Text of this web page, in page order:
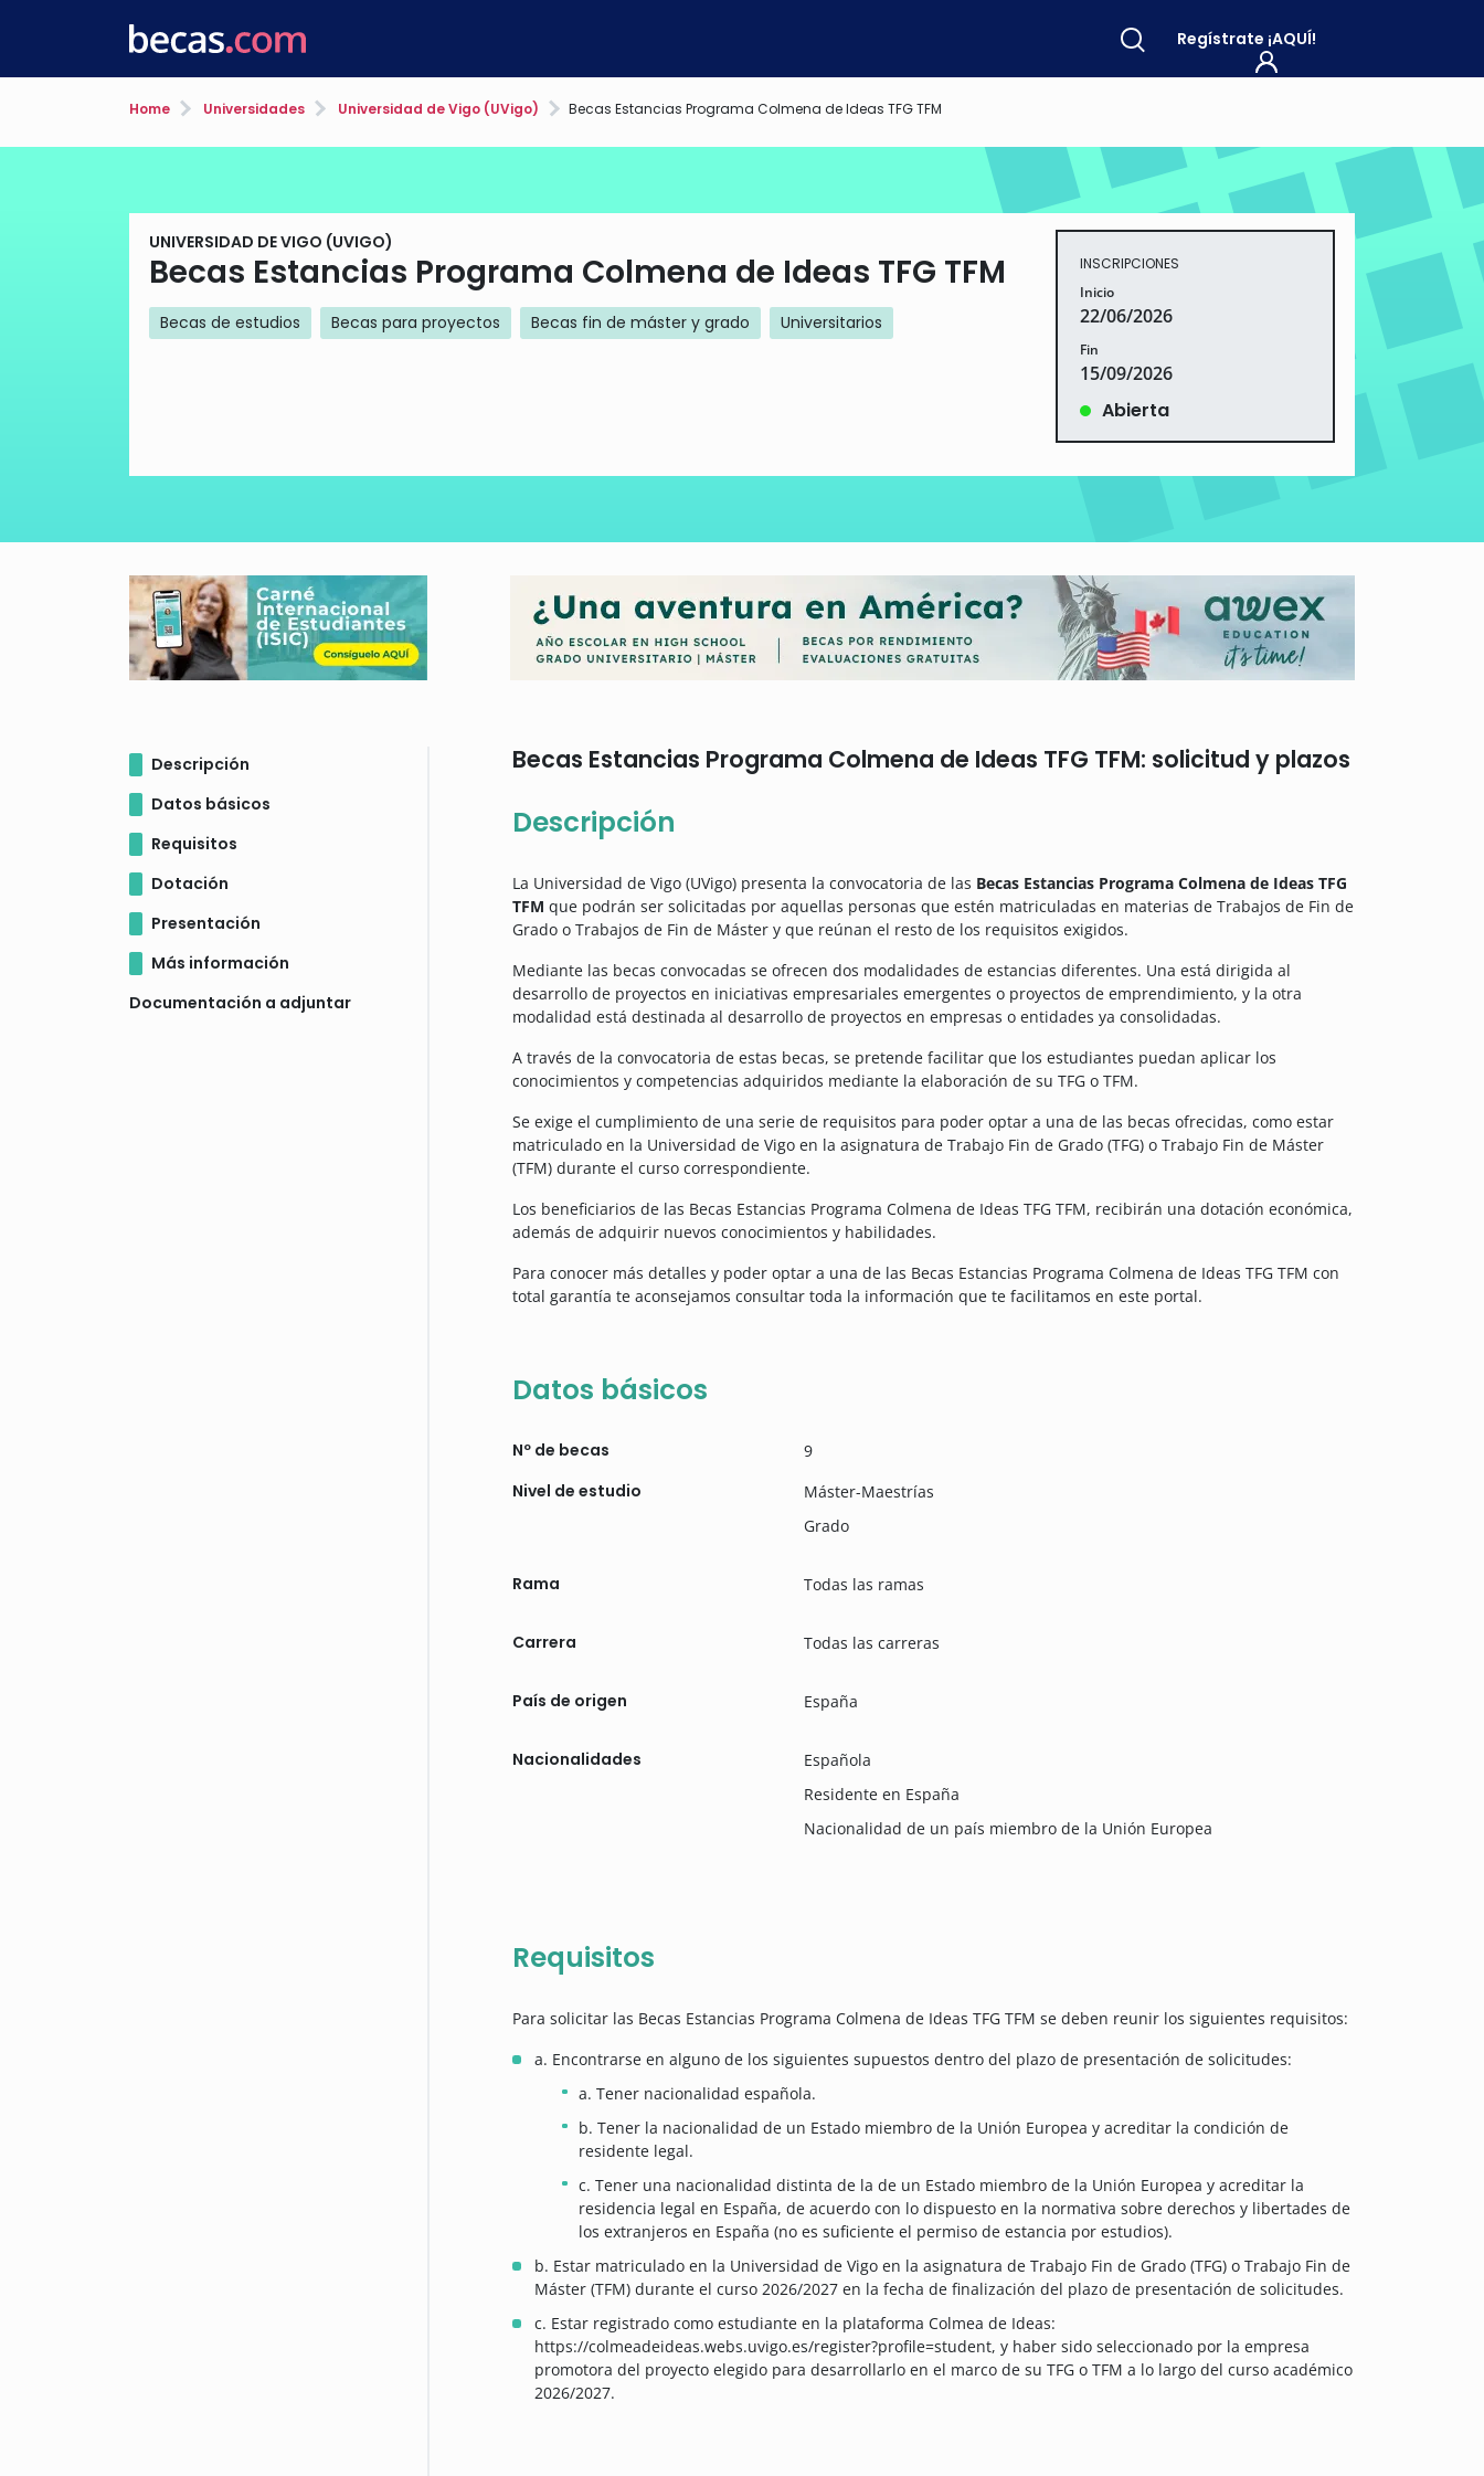
Regístrate ¡AQUÍ!
Home Universidades Universidad de Vigo (UVigo) Becas Estancias Programa Colmena de Ideas TFG TFM
UNIVERSIDAD DE VIGO (UVIGO)
Becas Estancias Programa Colmena de Ideas TFG TFM
Becas de estudios Becas para proyectos Becas fin de máster y grado Universitarios
INSCRIPCIONES
Inicio
22/06/2026
Fin
15/09/2026
Abierta
Descripción
Datos básicos
Requisitos
Dotación
Presentación
Más información
Documentación a adjuntar
Becas Estancias Programa Colmena de Ideas TFG TFM: solicitud y plazos
Descripción
La Universidad de Vigo (UVigo) presenta la convocatoria de las Becas Estancias Programa Colmena de Ideas TFG
TFM que podrán ser solicitadas por aquellas personas que estén matriculadas en materias de Trabajos de Fin de
Grado o Trabajos de Fin de Máster y que reúnan el resto de los requisitos exigidos.
Mediante las becas convocadas se ofrecen dos modalidades de estancias diferentes. Una está dirigida al
desarrollo de proyectos en iniciativas empresariales emergentes o proyectos de emprendimiento, y la otra
modalidad está destinada al desarrollo de proyectos en empresas o entidades ya consolidadas.
A través de la convocatoria de estas becas, se pretende facilitar que los estudiantes puedan aplicar los
conocimientos y competencias adquiridos mediante la elaboración de su TFG o TFM.
Se exige el cumplimiento de una serie de requisitos para poder optar a una de las becas ofrecidas, como estar
matriculado en la Universidad de Vigo en la asignatura de Trabajo Fin de Grado (TFG) o Trabajo Fin de Máster
(TFM) durante el curso correspondiente.
Los beneficiarios de las Becas Estancias Programa Colmena de Ideas TFG TFM, recibirán una dotación económica,
además de adquirir nuevos conocimientos y habilidades.
Para conocer más detalles y poder optar a una de las Becas Estancias Programa Colmena de Ideas TFG TFM con
total garantía te aconsejamos consultar toda la información que te facilitamos en este portal.
Datos básicos
Nº de becas 9
Nivel de estudio
Máster-Maestrías
Grado
Rama Todas las ramas
Carrera Todas las carreras
País de origen España
Nacionalidades
Española
Residente en España
Nacionalidad de un país miembro de la Unión Europea
Requisitos
Para solicitar las Becas Estancias Programa Colmena de Ideas TFG TFM se deben reunir los siguientes requisitos:
a. Encontrarse en alguno de los siguientes supuestos dentro del plazo de presentación de solicitudes:
a. Tener nacionalidad española.
b. Tener la nacionalidad de un Estado miembro de la Unión Europea y acreditar la condición de
residente legal.
c. Tener una nacionalidad distinta de la de un Estado miembro de la Unión Europea y acreditar la
residencia legal en España, de acuerdo con lo dispuesto en la normativa sobre derechos y libertades de
los extranjeros en España (no es suficiente el permiso de estancia por estudios).
b. Estar matriculado en la Universidad de Vigo en la asignatura de Trabajo Fin de Grado (TFG) o Trabajo Fin de
Máster (TFM) durante el curso 2026/2027 en la fecha de finalización del plazo de presentación de solicitudes.
c. Estar registrado como estudiante en la plataforma Colmea de Ideas:
https://colmeadeideas.webs.uvigo.es/register?profile=student, y haber sido seleccionado por la empresa
promotora del proyecto elegido para desarrollarlo en el marco de su TFG o TFM a lo largo del curso académico
2026/2027.